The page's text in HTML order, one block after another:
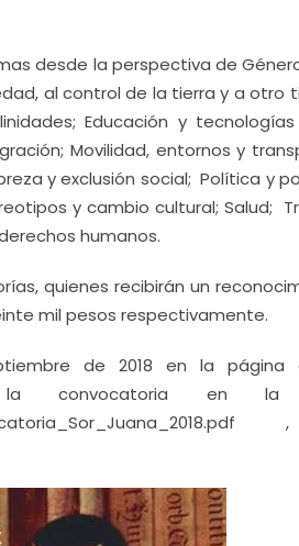
desde la perspectiva de
al control de la tierra y a otro
Educación y
Movilidad, entornos y
y exclusión social; Política y
y cambio cultural; Salud;
humanos.
quienes recibirán un
mil pesos respectivamente.
de 2018 en la página
la convocatoria en la